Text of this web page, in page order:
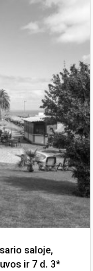
saloje,
ir 7 d. 3*